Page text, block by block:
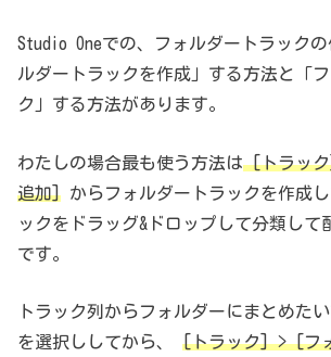
Studio Oneでの、フォルダートラック
ルダートラックを作成」する方法と「
ク」する方法があります。
わたしの場合最も使う方法は[トラッ
追加] からフォルダートラックを作成
ックをドラッグ&ドロップして分類して
です。
トラック列からフォルダーにまとめた
を選択ししてから、 [トラック] > [フ